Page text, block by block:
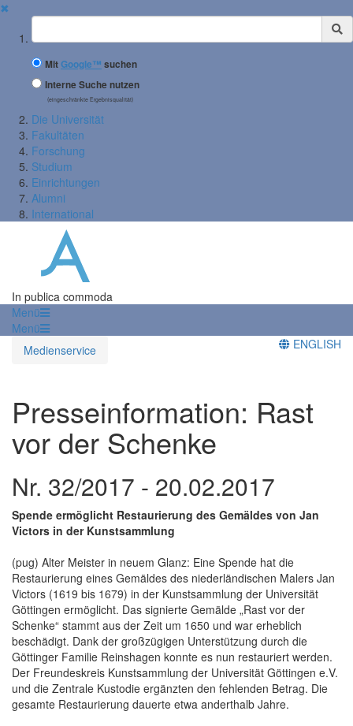
✖
Suchbegriff
MitGoogle™ suchen
Interne Suche nutzen
(eingeschränkte Ergebnisqualität)
Die Universität
Fakultäten
Forschung
Studium
Einrichtungen
Alumni
International
In publica commoda
Menü
Menü
Medienservice
ENGLISH
Presseinformation: Rast
vor der Schenke
Nr. 32/2017 - 20.02.2017
Spende ermöglicht Restaurierung des Gemäldes von Jan
Victors in der Kunstsammlung
(pug) Alter Meister in neuem Glanz: Eine Spende hat die
Restaurierung eines Gemäldes des niederländischen Malers Jan
Victors (1619 bis 1679) in der Kunstsammlung der Universität
Göttingen ermöglicht. Das signierte Gemälde „Rast vor der
Schenke“ stammt aus der Zeit um 1650 und war erheblich
beschädigt. Dank der großzügigen Unterstützung durch die
Göttinger Familie Reinshagen konnte es nun restauriert werden.
Der Freundeskreis Kunstsammlung der Universität Göttingen e.V.
und die Zentrale Kustodie ergänzten den fehlenden Betrag. Die
gesamte Restaurierung dauerte etwa anderthalb Jahre.